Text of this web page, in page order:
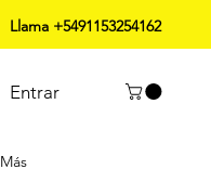
Llama +5491153254162
Entrar
Más